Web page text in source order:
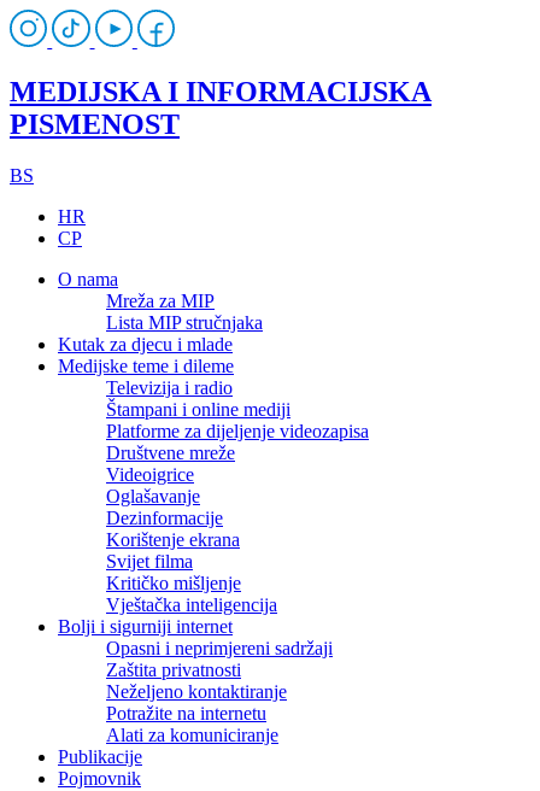
MEDIJSKA I INFORMACIJSKA
PISMENOST
BS
HR
CP
O nama
Mreža za MIP
Lista MIP stručnjaka
Kutak za djecu i mlade
Medijske teme i dileme
Televizija i radio
Štampani i online mediji
Platforme za dijeljenje videozapisa
Društvene mreže
Videoigrice
Oglašavanje
Dezinformacije
Korištenje ekrana
Svijet filma
Kritičko mišljenje
Vještačka inteligencija
Bolji i sigurniji internet
Opasni i neprimjereni sadržaji
Zaštita privatnosti
Neželjeno kontaktiranje
Potražite na internetu
Alati za komuniciranje
Publikacije
Pojmovnik